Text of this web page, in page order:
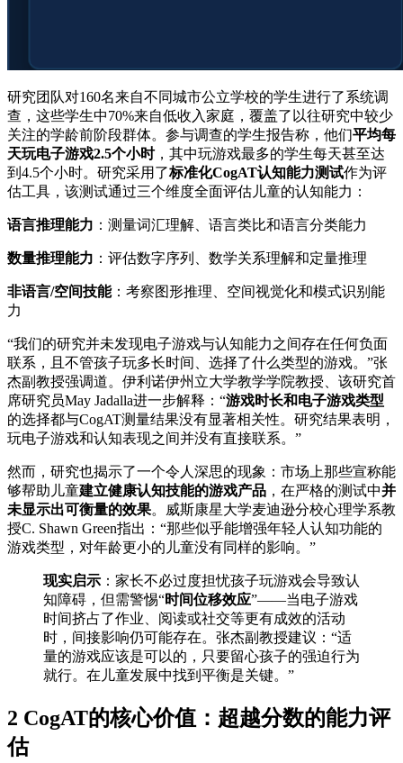
研究团队对160名来自不同城市公立学校的学生进行了系统调
查，这些学生中70%来自低收入家庭，覆盖了以往研究中较少
关注的学龄前阶段群体。参与调查的学生报告称，他们平均每
天玩电子游戏2.5个小时，其中玩游戏最多的学生每天甚至达
到4.5个小时。研究采用了标准化CogAT认知能力测试作为评
估工具，该测试通过三个维度全面评估儿童的认知能力：
语言推理能力 ：测量词汇理解、语言类比和语言分类能力
数量推理能力 ：评估数字序列、数学关系理解和定量推理
非语言/空间技能：考察图形推理、空间视觉化和模式识别能
力
“我们的研究并未发现电子游戏与认知能力之间存在任何负面
联系，且不管孩子玩多长时间、选择了什么类型的游戏。”张
杰副教授强调道。伊利诺伊州立大学教学学院教授、该研究首
席研究员May Jadalla进一步解释：“游戏时长和电子游戏类型
的选择都与CogAT测量结果没有显著相关性。研究结果表明，
玩电子游戏和认知表现之间并没有直接联系。”
然而，研究也揭示了一个令人深思的现象：市场上那些宣称能
够帮助儿童建立健康认知技能的游戏产品 ，在严格的测试中并
未显示出可衡量的效果。威斯康星大学麦迪逊分校心理学系教
授C. Shawn Green指出：“那些似乎能增强年轻人认知功能的
游戏类型，对年龄更小的儿童没有同样的影响。”
现实启示 ：家长不必过度担忧孩子玩游戏会导致认
知障碍，但需警惕“时间位移效应”——当电子游戏
时间挤占了作业、阅读或社交等更有成效的活动
时，间接影响仍可能存在。张杰副教授建议：“适
量的游戏应该是可以的，只要留心孩子的强迫行为
就行。在儿童发展中找到平衡是关键。”
2 CogAT的核心价值：超越分数的能力评
估